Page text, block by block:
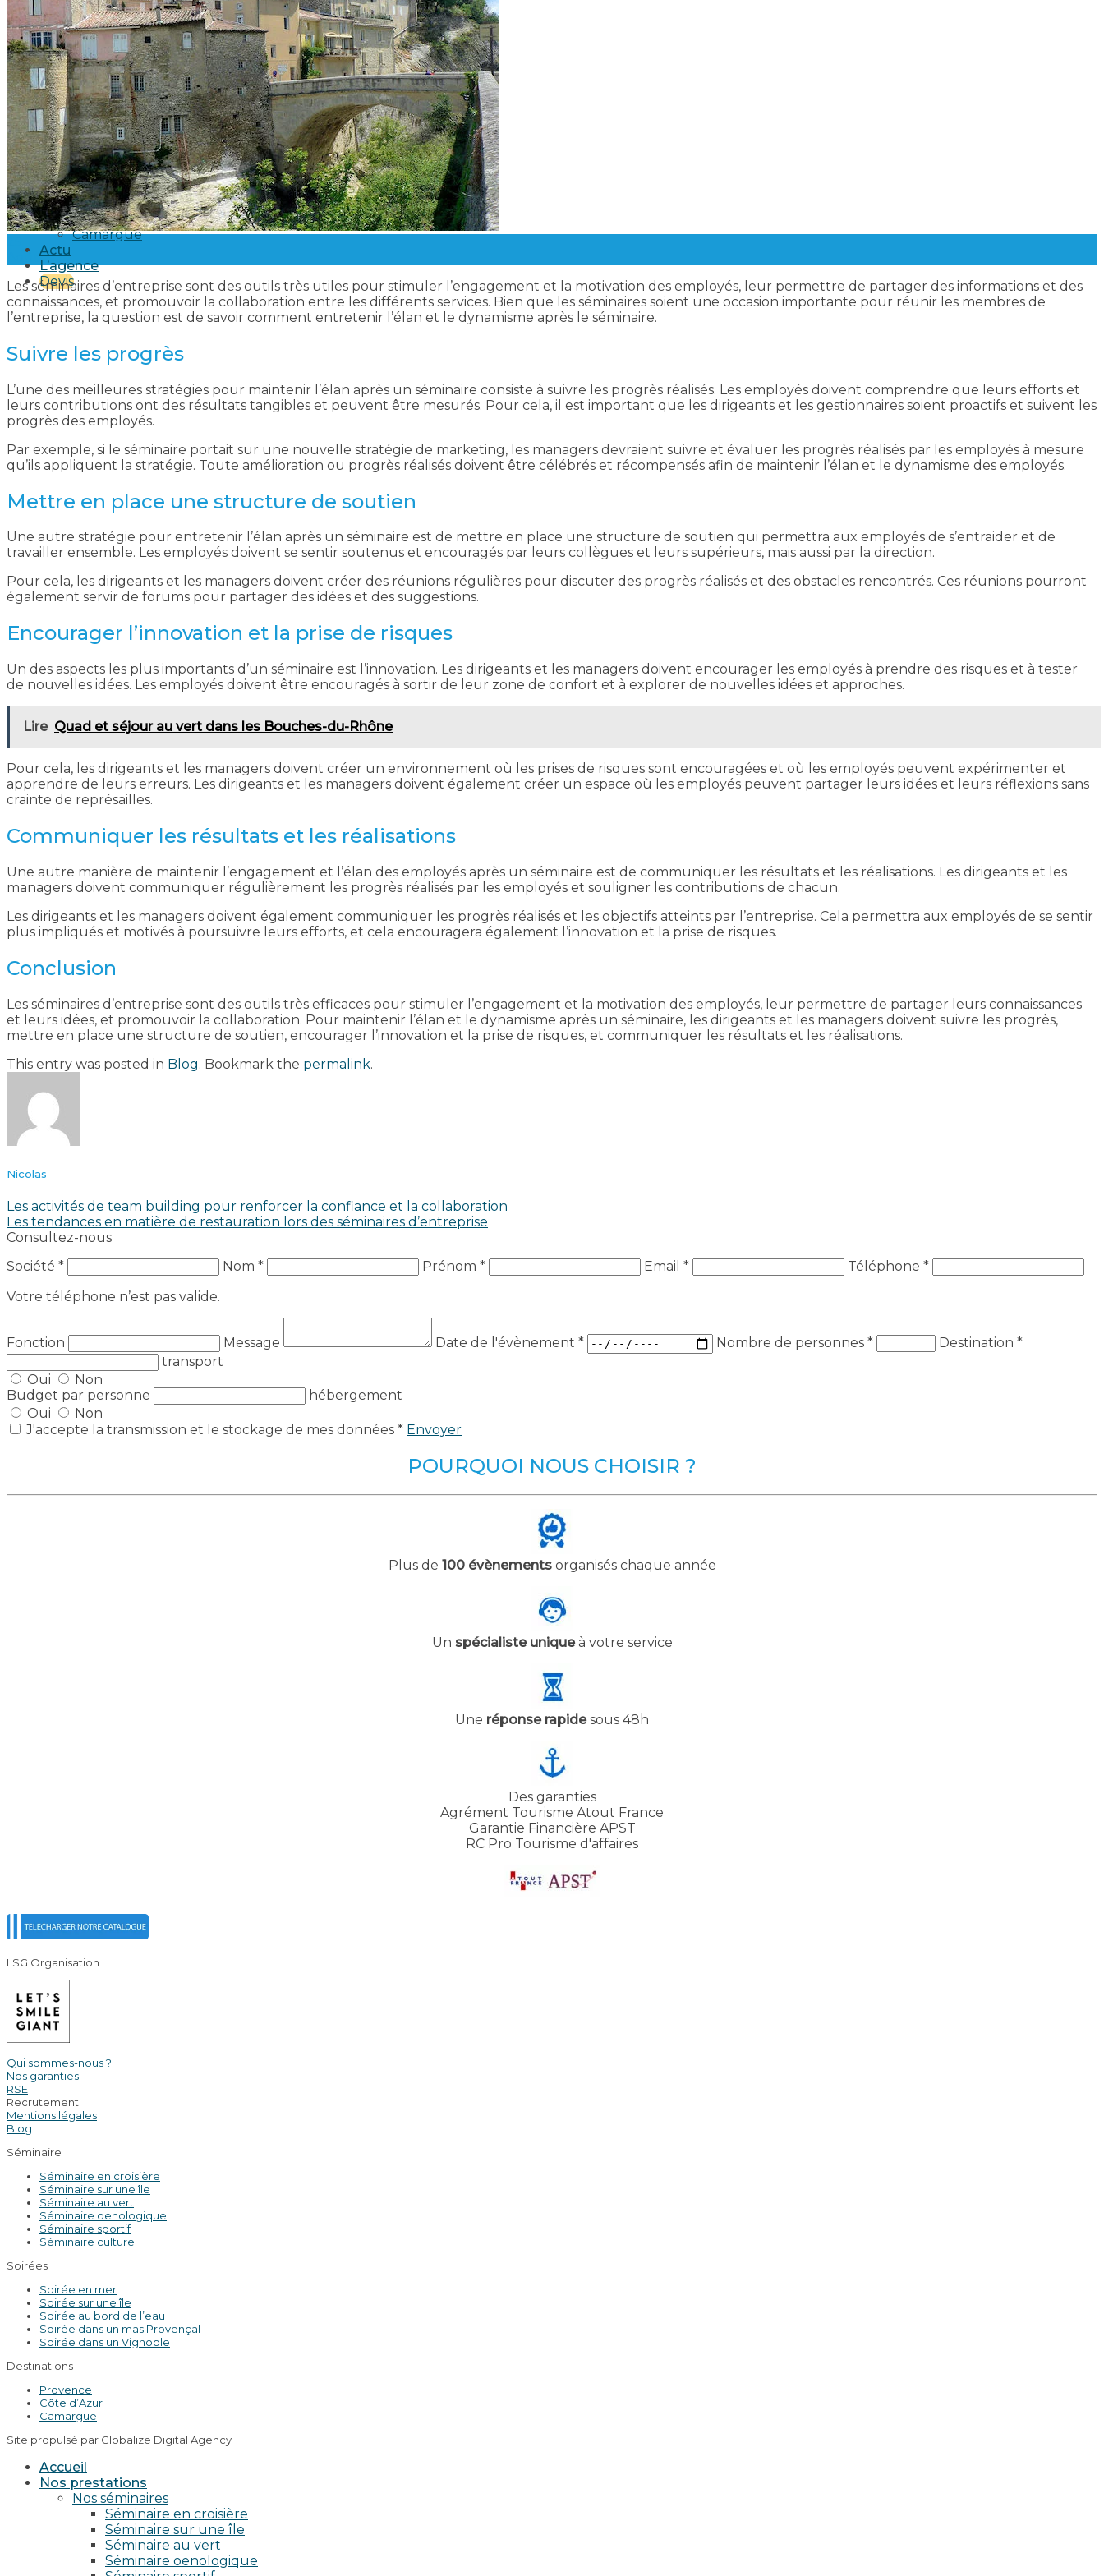
Séminaire au vert
Séminaire oenologique
Séminaire sportif
Séminaire culturel
Nos soirées
Soirée en mer
Soirée sur une île
Soirée au bord de l’eau
Soirée dans un mas Provençal
Soirée dans un Vignoble
Nos activités
Nos Destinations
Provence
Côte d’Azur
Camargue
Actu
L’agence
Devis
Août
Les séminaires d’entreprise sont des outils très utiles pour stimuler l’engagement et la motivation des employés, leur permettre de partager des informations et des
connaissances, et promouvoir la collaboration entre les différents services. Bien que les séminaires soient une occasion importante pour réunir les membres de
l’entreprise, la question est de savoir comment entretenir l’élan et le dynamisme après le séminaire.
Suivre les progrès
L’une des meilleures stratégies pour maintenir l’élan après un séminaire consiste à suivre les progrès réalisés. Les employés doivent comprendre que leurs efforts et
leurs contributions ont des résultats tangibles et peuvent être mesurés. Pour cela, il est important que les dirigeants et les gestionnaires soient proactifs et suivent les
progrès des employés.
Par exemple, si le séminaire portait sur une nouvelle stratégie de marketing, les managers devraient suivre et évaluer les progrès réalisés par les employés à mesure
qu’ils appliquent la stratégie. Toute amélioration ou progrès réalisés doivent être célébrés et récompensés afin de maintenir l’élan et le dynamisme des employés.
Mettre en place une structure de soutien
Une autre stratégie pour entretenir l’élan après un séminaire est de mettre en place une structure de soutien qui permettra aux employés de s’entraider et de
travailler ensemble. Les employés doivent se sentir soutenus et encouragés par leurs collègues et leurs supérieurs, mais aussi par la direction.
Pour cela, les dirigeants et les managers doivent créer des réunions régulières pour discuter des progrès réalisés et des obstacles rencontrés. Ces réunions pourront
également servir de forums pour partager des idées et des suggestions.
Encourager l’innovation et la prise de risques
Un des aspects les plus importants d’un séminaire est l’innovation. Les dirigeants et les managers doivent encourager les employés à prendre des risques et à tester
de nouvelles idées. Les employés doivent être encouragés à sortir de leur zone de confort et à explorer de nouvelles idées et approches.
Lire Quad et séjour au vert dans les Bouches-du-Rhône
Pour cela, les dirigeants et les managers doivent créer un environnement où les prises de risques sont encouragées et où les employés peuvent expérimenter et
apprendre de leurs erreurs. Les dirigeants et les managers doivent également créer un espace où les employés peuvent partager leurs idées et leurs réflexions sans
crainte de représailles.
Communiquer les résultats et les réalisations
Une autre manière de maintenir l’engagement et l’élan des employés après un séminaire est de communiquer les résultats et les réalisations. Les dirigeants et les
managers doivent communiquer régulièrement les progrès réalisés par les employés et souligner les contributions de chacun.
Les dirigeants et les managers doivent également communiquer les progrès réalisés et les objectifs atteints par l’entreprise. Cela permettra aux employés de se sentir
plus impliqués et motivés à poursuivre leurs efforts, et cela encouragera également l’innovation et la prise de risques.
Conclusion
Les séminaires d’entreprise sont des outils très efficaces pour stimuler l’engagement et la motivation des employés, leur permettre de partager leurs connaissances
et leurs idées, et promouvoir la collaboration. Pour maintenir l’élan et le dynamisme après un séminaire, les dirigeants et les managers doivent suivre les progrès,
mettre en place une structure de soutien, encourager l’innovation et la prise de risques, et communiquer les résultats et les réalisations.
This entry was posted in Blog. Bookmark the permalink.
Nicolas
Les activités de team building pour renforcer la confiance et la collaboration
Les tendances en matière de restauration lors des séminaires d’entreprise
Consultez-nous
Société *
Nom * Prénom * Email *
Téléphone *
Votre téléphone n’est pas valide.
Fonction Message Date de l'évènement * Nombre de personnes * Destination *
transport
Oui
Non
Budget par personne
hébergement
Oui
Non
J'accepte la transmission et le stockage de mes données * Envoyer
POURQUOI NOUS CHOISIR ?
Plus de 100 évènementsorganisés chaque année
Un spécialiste uniqueà votre service
Une réponse rapidesous 48h
Des garanties
Agrément Tourisme Atout France
Garantie Financière APST
RC Pro Tourisme d'affaires
LSG Organisation
Qui sommes-nous ?
Nos garanties
RSE
Recrutement
Mentions légales
Blog
Séminaire
Séminaire en croisière
Séminaire sur une île
Séminaire au vert
Séminaire oenologique
Séminaire sportif
Séminaire culturel
Soirées
Soirée en mer
Soirée sur une île
Soirée au bord de l’eau
Soirée dans un mas Provençal
Soirée dans un Vignoble
Destinations
Provence
Côte d’Azur
Camargue
Site propulsé par Globalize Digital Agency
Accueil
Nos prestations
Nos séminaires
Séminaire en croisière
Séminaire sur une île
Séminaire au vert
Séminaire oenologique